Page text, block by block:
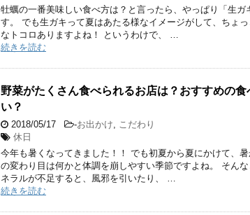
牡蠣の一番美味しい食べ方は？と言ったら、やっぱり「生ガ
す。 でも生ガキって夏はあたる様なイメージがして、ちょ
なトコロありますよね！ というわけで、 …
続きを読む
野菜がたくさん食べられるお店は？おすすめの
い？
2018/05/17 -お出かけ, こだわり
休日
今年も暑くなってきました！！ でも初夏から夏にかけて、
の変わり目は何かと体調を崩しやすい季節ですよね。 そん
ネラルが不足すると、風邪を引いたり、 …
続きを読む